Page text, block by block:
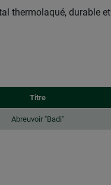
thermolaqué, durable et
Titre
Abreuvoir "Badi"